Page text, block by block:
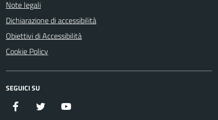
Note legali
Dichiarazione di accessibilità
Obiettivi di Accessibilità
Cookie Policy
SEGUICI SU
Facebook Twitter